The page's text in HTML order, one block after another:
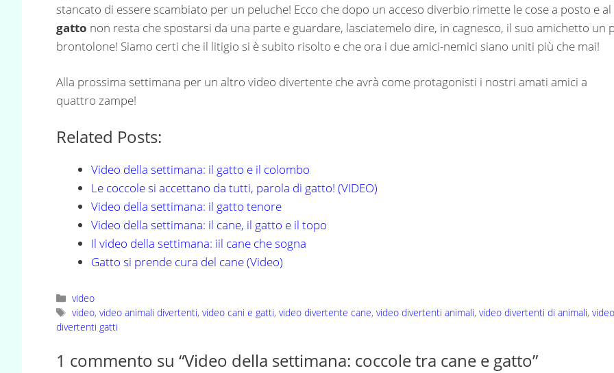
stancato di essere scambiato per un peluche! Ecco che dopo un acceso diverbio rimette le cose a posto e al
gatto non resta che spostarsi da una parte e guardare, lasciatemelo dire, in cagnesco, il suo amichetto un
brontolone! Siamo certi che il litigio si è subito risolto e che ora i due amici-nemici siano uniti più che mai!
Alla prossima settimana per un altro video divertente che avrà come protagonisti i nostri amati amici a
quattro zampe!
Related Posts:
Video della settimana: il gatto e il colombo
Le coccole si accettano da tutti, parola di gatto! (VIDEO)
Video della settimana: il gatto tenore
Video della settimana: il cane, il gatto e il topo
Il video della settimana: iil cane che sogna
Gatto si prende cura del cane (Video)
Categorie
video
Tag
video,video animali divertenti,video cani e gatti,video divertente cane,video divertenti animali,video divertenti di animali,
divertenti gatti
1 commento su “Video della settimana: coccole tra cane e gatto”